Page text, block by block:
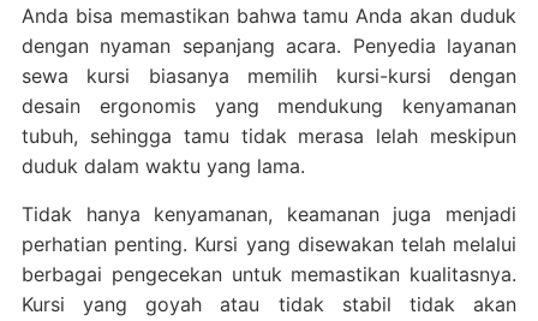
Anda bisa memastikan bahwa tamu Anda akan duduk
dengan nyaman sepanjang acara. Penyedia layanan
sewa kursi biasanya memilih kursi-kursi dengan
desain ergonomis yang mendukung kenyamanan
tubuh, sehingga tamu tidak merasa lelah meskipun
duduk dalam waktu yang lama.
Tidak hanya kenyamanan, keamanan juga menjadi
perhatian penting. Kursi yang disewakan telah melalui
berbagai pengecekan untuk memastikan kualitasnya.
Kursi yang goyah atau tidak stabil tidak akan